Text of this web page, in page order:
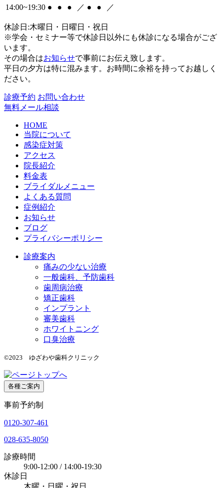
14:00~19:30 ● ● ● ／ ● ● ／
休診日:木曜日・日曜日・祝日
※学会・セミナー等で休診日以外にも休診になる場合がござ
います。
その場合はお知らせで事前にお伝え致します。
平日の夕方は特に混みます。お時間に余裕を持ってお越しく
ださい。
診療予約 お問い合わせ
無料メール相談
HOME
当院について
感染症対策
アクセス
院長紹介
料金表
ブライダルメニュー
よくある質問
症例紹介
お知らせ
ブログ
プライバシーポリシー
診療案内
痛みの少ない治療
一般歯科、予防歯科
歯周病治療
矯正歯科
インプラント
審美歯科
ホワイトニング
口臭治療
©2023 ゆざわや歯科クリニック
各種ご案内
事前予約制
0120-307-461
028-635-8050
診療時間
9:00-12:00 / 14:00-19:30
休診日